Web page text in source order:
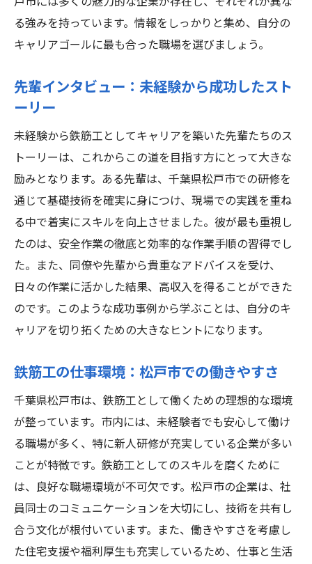
る強みを持っています。情報をしっかりと集め、自分の
キャリアゴールに最も合った職場を選びましょう。
先輩インタビュー：未経験から成功したスト
ーリー
未経験から鉄筋工としてキャリアを築いた先輩たちのス
トーリーは、これからこの道を目指す方にとって大きな
励みとなります。ある先輩は、千葉県松戸市での研修を
通じて基礎技術を確実に身につけ、現場での実践を重ね
る中で着実にスキルを向上させました。彼が最も重視し
たのは、安全作業の徹底と効率的な作業手順の習得でし
た。また、同僚や先輩から貴重なアドバイスを受け、
日々の作業に活かした結果、高収入を得ることができた
のです。このような成功事例から学ぶことは、自分のキ
ャリアを切り拓くための大きなヒントになります。
鉄筋工の仕事環境：松戸市での働きやすさ
千葉県松戸市は、鉄筋工として働くための理想的な環境
が整っています。市内には、未経験者でも安心して働け
る職場が多く、特に新人研修が充実している企業が多い
ことが特徴です。鉄筋工としてのスキルを磨くために
は、良好な職場環境が不可欠です。松戸市の企業は、社
員同士のコミュニケーションを大切にし、技術を共有し
合う文化が根付いています。また、働きやすさを考慮し
た住宅支援や福利厚生も充実しているため、仕事と生活